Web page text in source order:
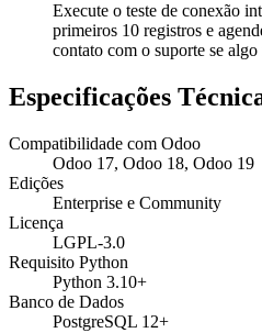
Execute o teste de conexão
primeiros 10 registros e
contato com o suporte se algo
Especificações
Compatibilidade com Odoo
Odoo 17, Odoo 18, Odoo 19
Edições
Enterprise e Community
Licença
LGPL-3.0
Requisito Python
Python 3.10+
Banco de Dados
PostgreSQL 12+